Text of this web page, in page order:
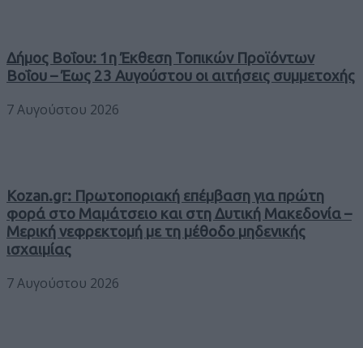
Δήμος Βοΐου: 1η Έκθεση Τοπικών Προϊόντων
Βοΐου – Έως 23 Αυγούστου οι αιτήσεις συμμετοχής
7 Αυγούστου 2026
Kozan.gr: Πρωτοποριακή επέμβαση για πρώτη
φορά στο Μαμάτσειο και στη Δυτική Μακεδονία –
Μερική νεφρεκτομή με τη μέθοδο μηδενικής
ισχαιμίας
7 Αυγούστου 2026